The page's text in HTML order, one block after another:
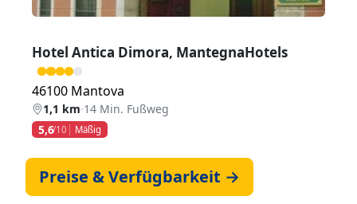
Hotel Antica Dimora, MantegnaHotels
46100 Mantova
1,1 km·14 Min. Fußweg
5,6/10 Mäßig
Preise & Verfügbarkeit →